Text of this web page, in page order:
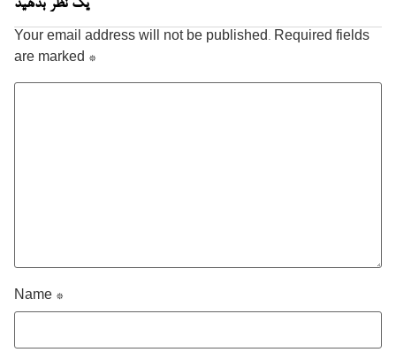
یک نظر بدهید
Your email address will not be published. Required fields
are marked *
Name *